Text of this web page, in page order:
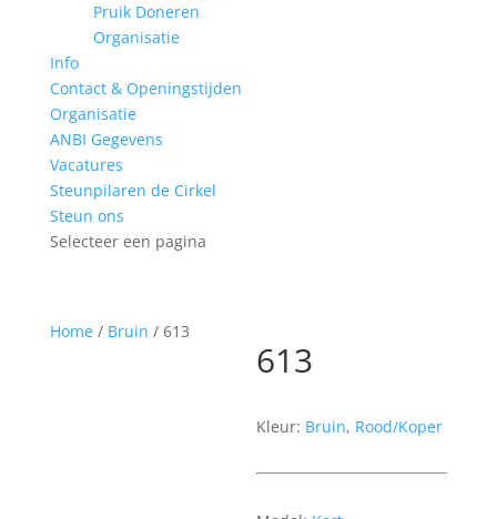
Pruik Doneren
Organisatie
Info
Contact & Openingstijden
Organisatie
ANBI Gegevens
Vacatures
Steunpilaren de Cirkel
Steun ons
Selecteer een pagina
Home/ Bruin / 613
613
Kleur: Bruin, Rood/Koper